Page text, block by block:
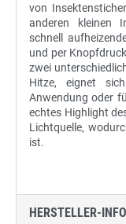
von
anderen kleinen
schnell
und per
zwei
Hitze, eignet
Anwendung oder
echtes Highlight
Lichtquelle,
ist.
HERSTELLER-INFO